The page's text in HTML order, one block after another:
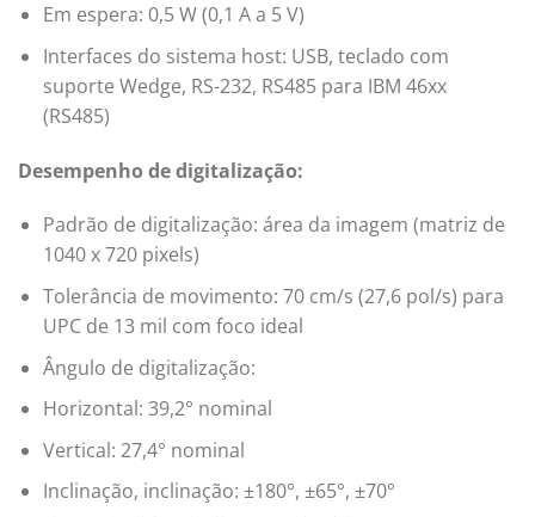
Em espera: 0,5 W (0,1 A a 5 V)
Interfaces do sistema host: USB, teclado com
suporte Wedge, RS-232, RS485 para IBM 46xx
(RS485)
Desempenho de digitalização:
Padrão de digitalização: área da imagem (matriz de
1040 x 720 pixels)
Tolerância de movimento: 70 cm/s (27,6 pol/s) para
UPC de 13 mil com foco ideal
Ângulo de digitalização:
Horizontal: 39,2° nominal
Vertical: 27,4° nominal
Inclinação, inclinação: ±180°, ±65°, ±70°